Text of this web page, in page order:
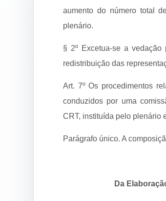
aumento do número total
plenário.
§ 2º Excetua-se a
redistribuição das
Art. 7º Os procedimentos
conduzidos por uma
CRT, instituída pelo plenário
Parágrafo único. A
Da